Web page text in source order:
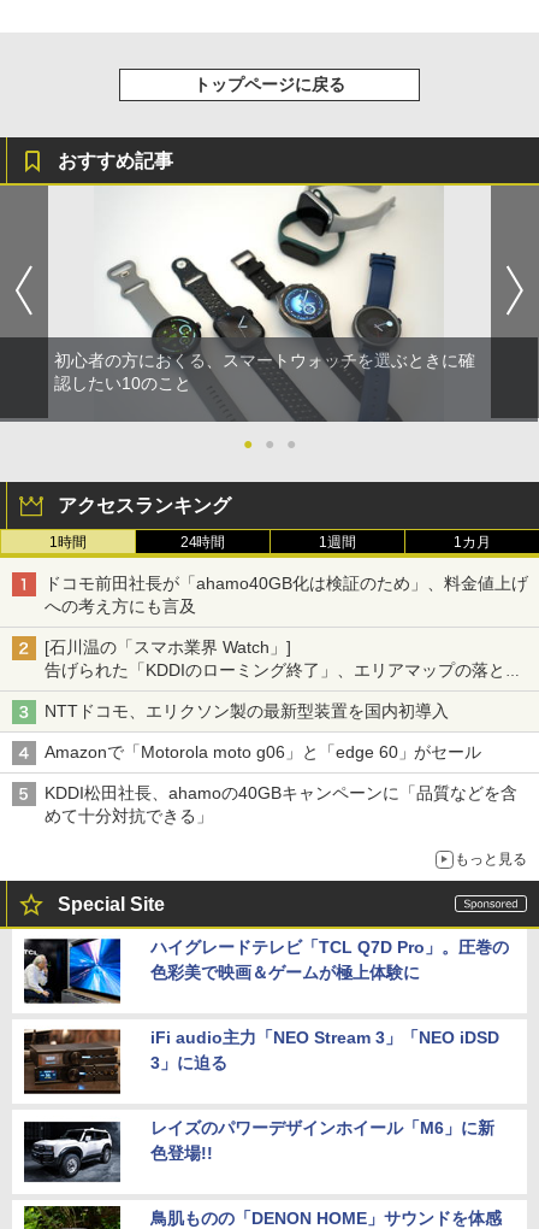
トップページに戻る
おすすめ記事
初心者の方におくる、スマートウォッチを選ぶときに確
認したい10のこと
● ● ●
アクセスランキング
1時間 24時間 1週間 1カ月
ドコモ前田社長が「ahamo40GB化は検証のため」、料金値上げ
への考え方にも言及
[石川温の「スマホ業界 Watch」]
告げられた「KDDIのローミング終了」、エリアマップの落とし
穴と楽天モバイルの課題
NTTドコモ、エリクソン製の最新型装置を国内初導入
Amazonで「Motorola moto g06」と「edge 60」がセール
KDDI松田社長、ahamoの40GBキャンペーンに「品質などを含
めて十分対抗できる」
もっと見る
Special Site
ハイグレードテレビ「TCL Q7D Pro」。圧巻の
色彩美で映画＆ゲームが極上体験に
iFi audio主力「NEO Stream 3」「NEO iDSD
3」に迫る
レイズのパワーデザインホイール「M6」に新
色登場!!
鳥肌ものの「DENON HOME」サウンドを体感